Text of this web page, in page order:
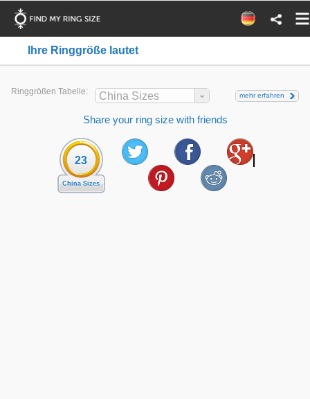
Ihre Ringgröße lautet
Ringgrößen Tabelle: China Sizes mehr erfahren
Share your ring size with friends
23
China Sizes